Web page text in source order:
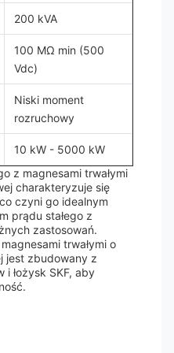
200 kVA
100 MΩ min (500
Vdc)
Niski moment
rozruchowy
10 kW - 5000 kW
z magnesami trwałymi
charakteryzuje się
czyni go idealnym
prądu stałego z
zastosowań.
trwałymi o
jest zbudowany z
i łożysk SKF, aby